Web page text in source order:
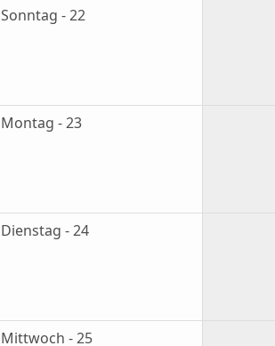
Sonntag - 22
Montag - 23
Dienstag - 24
Mittwoch - 25